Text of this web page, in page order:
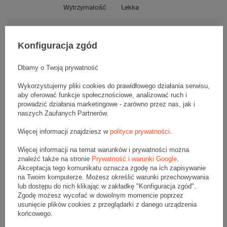
Wytrzymałość Lekka
Opis produktu
Komplet szarych kartonów klapowych Pocztex XL - 10 szt.
Wymiary zewnętrzne: 600x600x600mm (długość x szerokość x
wysokość)
Opakowanie wykonane jest z tektury falistej 3-warstwowej, fala B
320 g/m2
Wymiary:
Konfiguracja zgód
Dbamy o Twoją prywatność
Wykorzystujemy pliki cookies do prawidłowego działania serwisu,
aby oferować funkcje społecznościowe, analizować ruch i
prowadzić działania marketingowe - zarówno przez nas, jak i
naszych Zaufanych Partnerów.
Więcej informacji znajdziesz w polityce prywatności.
Więcej informacji na temat warunków i prywatności można
znaleźć także na stronie Prywatność i warunki Google.
Akceptacja tego komunikatu oznacza zgodę na ich zapisywanie
na Twoim komputerze. Możesz określić warunki przechowywania
lub dostępu do nich klikając w zakładkę "Konfiguracja zgód".
Zgodę możesz wycofać w dowolnym momencie poprzez
usunięcie plików cookies z przeglądarki z danego urządzenia
końcowego.